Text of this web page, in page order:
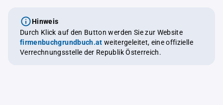
Hinweis
Durch Klick auf den Button werden Sie zur Website
firmenbuchgrundbuch.at weitergeleitet, eine offizielle
Verrechnungsstelle der Republik Österreich.